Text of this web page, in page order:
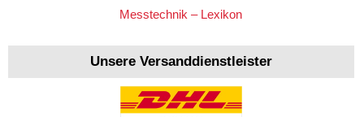
Messtechnik – Lexikon
Unsere Versanddienstleister